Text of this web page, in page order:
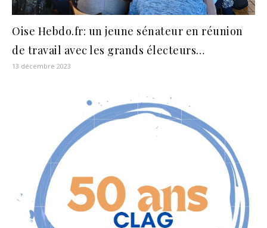
Oise Hebdo.fr: un jeune sénateur en réunion
de travail avec les grands électeurs…
13 décembre 2023